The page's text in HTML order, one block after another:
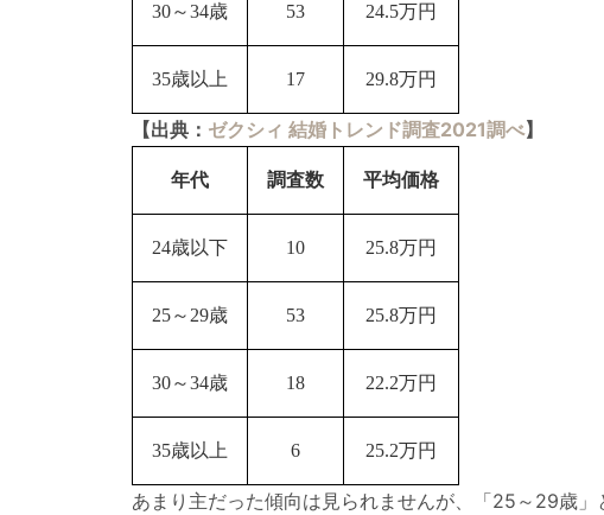
30～34歳 53 24.5万円
35歳以上 17 29.8万円
【出典： ゼクシィ 結婚トレンド調査2021調べ】
年代 調査数 平均価格
24歳以下 10 25.8万円
25～29歳 53 25.8万円
30～34歳 18 22.2万円
35歳以上 6 25.2万円
あまり主だった傾向は見られませんが、「25～29歳